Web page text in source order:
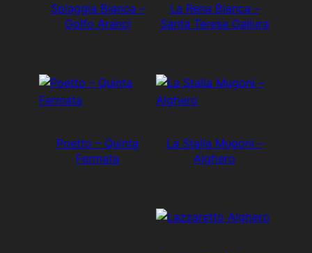
Spiaggia Bianca –
Golfo Aranci
La Rena Bianca –
Santa Teresa Gallura
Poetto – Quinta
Fermata
La Stalla Mugoni –
Alghero